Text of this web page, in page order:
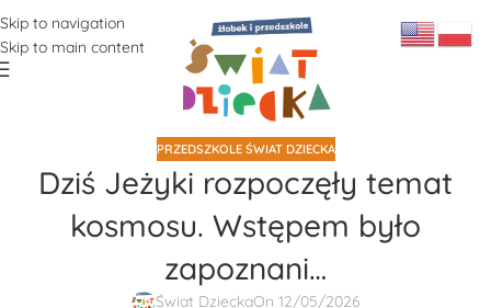
Skip to navigation
Skip to main content
PRZEDSZKOLE ŚWIAT DZIECKA
Dziś Jeżyki rozpoczęły temat
kosmosu. Wstępem było
zapoznani…
Świat DzieckaOn 12/05/2026